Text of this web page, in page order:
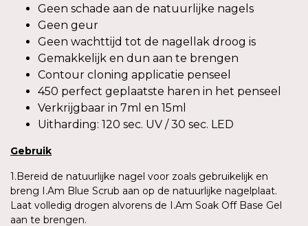
Geen schade aan de natuurlijke nagels
Geen geur
Geen wachttijd tot de nagellak droog is
Gemakkelijk en dun aan te brengen
Contour cloning applicatie penseel
450 perfect geplaatste haren in het penseel
Verkrijgbaar in 7ml en 15ml
Uitharding: 120 sec. UV / 30 sec. LED
Gebruik
1.Bereid de natuurlijke nagel voor zoals gebruikelijk en
breng I.Am Blue Scrub aan op de natuurlijke nagelplaat.
Laat volledig drogen alvorens de I.Am Soak Off Base Gel
aan te brengen.